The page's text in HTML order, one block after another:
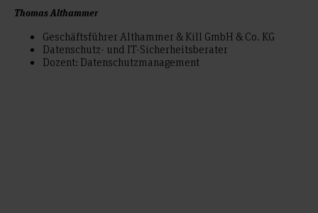
Thomas Althammer
Geschäftsführer Althammer & Kill GmbH & Co. KG
Datenschutz- und IT-Sicherheitsberater
Dozent: Datenschutzmanagement